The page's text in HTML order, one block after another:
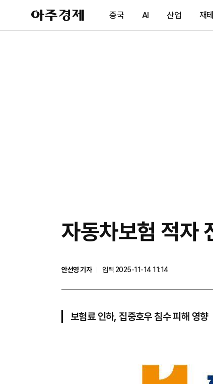
아
주
제
중국 AI 산업 재
자동차보험 적
안선영 기자
입력 2025-11-14 11:14
보험료 인하, 집중호우 침수 피해 영향